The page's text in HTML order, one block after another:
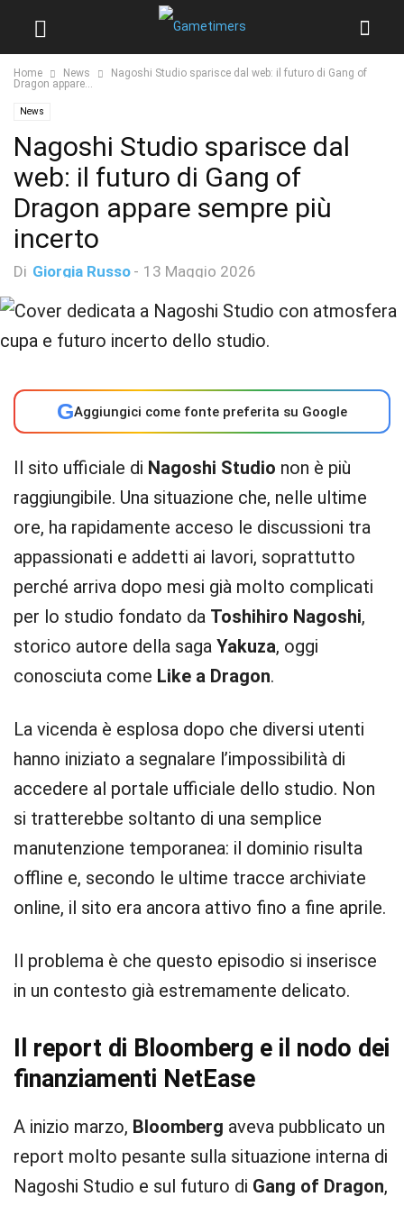
Home News
Nagoshi Studio sparisce dal web: il futuro di Gang of
Dragon appare...
News
Nagoshi Studio sparisce dal
web: il futuro di Gang of
Dragon appare sempre più
incerto
Di Giorgia Russo - 13 Maggio 2026
GAggiungici come fonte preferita su Google
Il sito ufficiale di Nagoshi Studio non è più
raggiungibile. Una situazione che, nelle ultime
ore, ha rapidamente acceso le discussioni tra
appassionati e addetti ai lavori, soprattutto
perché arriva dopo mesi già molto complicati
per lo studio fondato da Toshihiro Nagoshi,
storico autore della saga Yakuza, oggi
conosciuta come Like a Dragon.
La vicenda è esplosa dopo che diversi utenti
hanno iniziato a segnalare l’impossibilità di
accedere al portale ufficiale dello studio. Non
si tratterebbe soltanto di una semplice
manutenzione temporanea: il dominio risulta
offline e, secondo le ultime tracce archiviate
online, il sito era ancora attivo fino a fine aprile.
Il problema è che questo episodio si inserisce
in un contesto già estremamente delicato.
Il report di Bloomberg e il nodo dei
finanziamenti NetEase
A inizio marzo, Bloomberg aveva pubblicato un
report molto pesante sulla situazione interna di
Nagoshi Studio e sul futuro di Gang of Dragon,